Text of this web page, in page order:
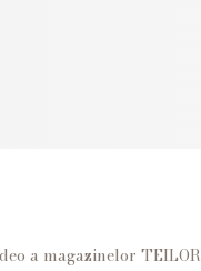
a magazinelor TEILOR